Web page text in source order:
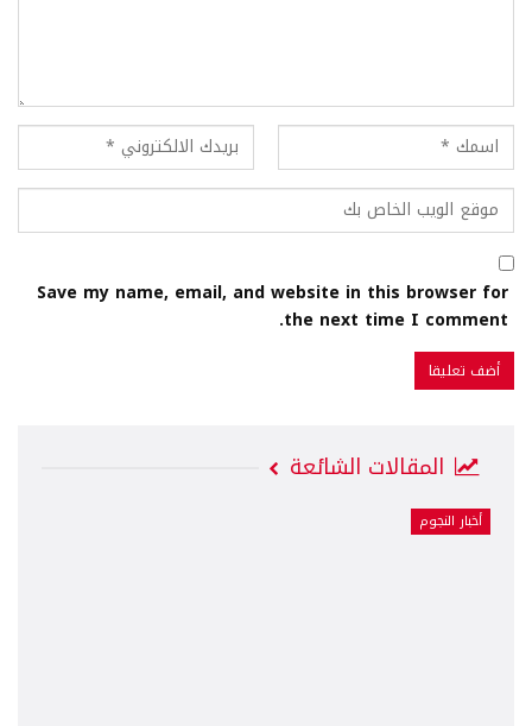
Save my name, email, and website in this browser for
the next time I comment.
المقالات الشائعة
أخبار النجوم